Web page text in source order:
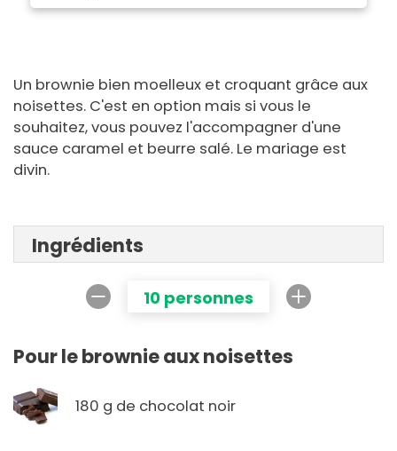
Un brownie bien moelleux et croquant grâce aux
noisettes. C'est en option mais si vous le
souhaitez, vous pouvez l'accompagner d'une
sauce caramel et beurre salé. Le mariage est
divin.
Ingrédients
10 personnes
Pour le brownie aux noisettes
180 g de chocolat noir